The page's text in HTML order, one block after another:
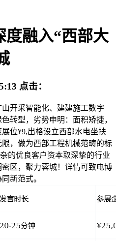
度融入“西部大
点击：
开采智能化、建建施工数字
转型，劣势申明：面积矫捷，
位¥9,出格设立西部水电坐扶
，做为西部工程机械范畴的标
的优良客户资本取深挚的行业
区，聚力蓉城！详情可致电博
新范式。